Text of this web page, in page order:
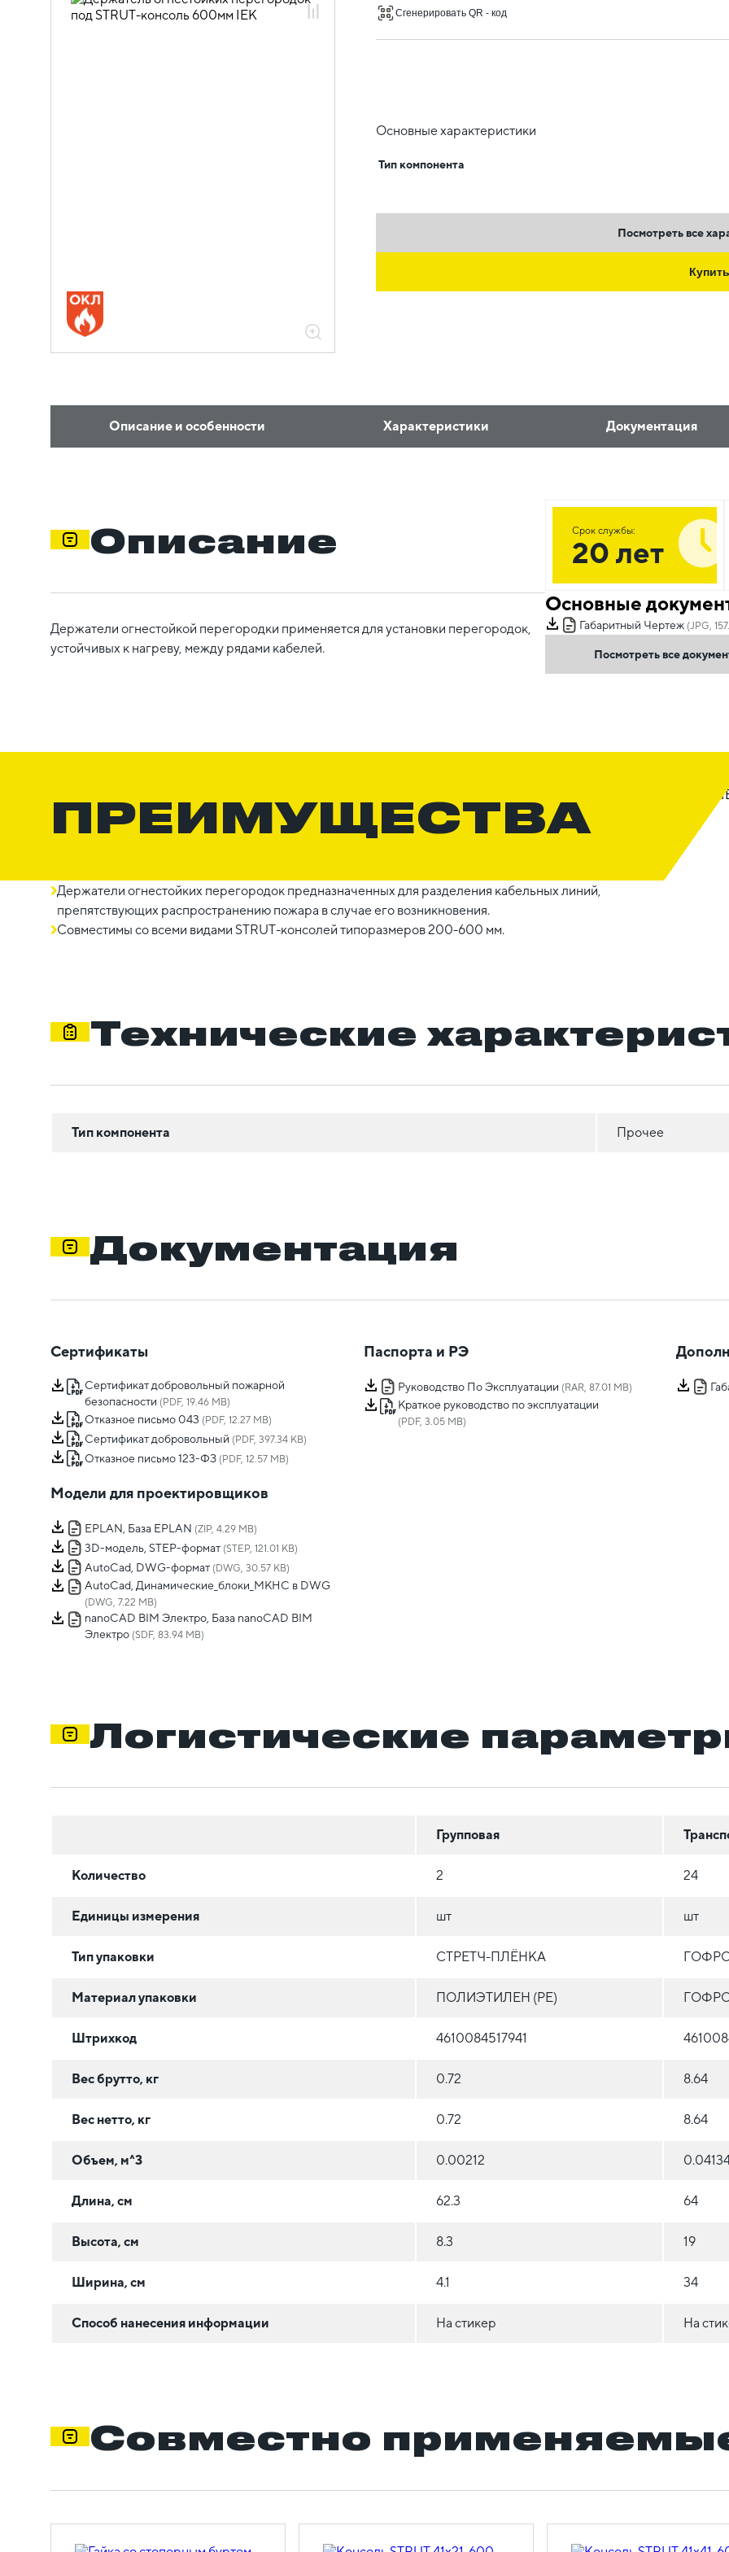
05.04.05.01 Изделия монтажные для
лотков металлических
Сгенерировать QR - код
Основные характеристики
Тип компонента
Посмотреть все
Купить
Описание и особенности Характеристики Документация
Описание
Держатели огнестойкой перегородки применяется для установки перегородок,
устойчивых к нагреву, между рядами кабелей.
Срок службы:
20 лет
Основные
Габаритный Чертеж (JPG,
Посмотреть все
ПРЕИМУЩЕСТВА
Держатели огнестойких перегородок предназначенных для разделения кабельных линий,
препятствующих распространению пожара в случае его возникновения.
Совместимы со всеми видами STRUT-консолей типоразмеров 200-600 мм.
Технические
Тип компонента Прочее
Документация
Сертификаты
Сертификат добровольный пожарной
безопасности (PDF, 19.46 MB)
Отказное письмо 043 (PDF, 12.27 MB)
Сертификат добровольный (PDF, 397.34 KB)
Отказное письмо 123-ФЗ (PDF, 12.57 MB)
Паспорта и РЭ
Руководство По Эксплуатации (RAR, 87.01 MB)
Краткое руководство по эксплуатации
(PDF, 3.05 MB)
Модели для проектировщиков
EPLAN, База EPLAN (ZIP, 4.29 MB)
3D-модель, STEP-формат (STEP, 121.01 KB)
AutoCad, DWG-формат (DWG, 30.57 KB)
AutoCad, Динамические_блоки_МКНС в DWG
(DWG, 7.22 MB)
nanoCAD BIM Электро, База nanoCAD BIM
Электро (SDF, 83.94 MB)
Логистические
Групповая
Количество 2 24
Единицы измерения шт шт
Тип упаковки СТРЕТЧ-ПЛЁНКА
Материал упаковки ПОЛИЭТИЛЕН (PE)
Штрихкод 4610084517941
Вес брутто, кг 0.72 8.64
Вес нетто, кг 0.72 8.64
Объем, м^3 0.00212
Длина, см 62.3 64
Высота, см 8.3 19
Ширина, см 4.1 34
Способ нанесения информации На стикер На
Совместно